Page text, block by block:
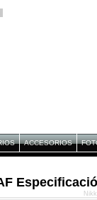
ACCESORIOS